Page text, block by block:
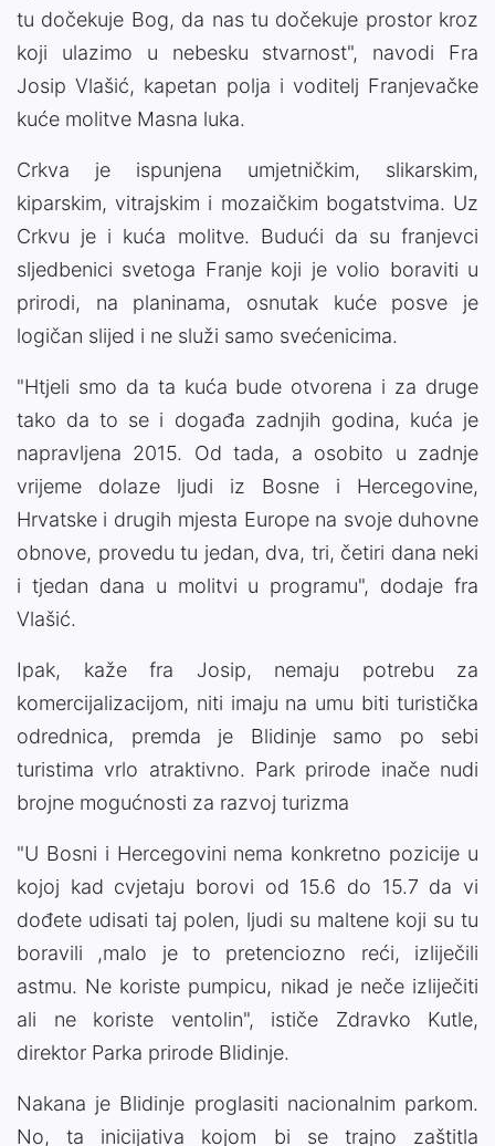
tu dočekuje Bog, da nas tu dočekuje prostor kroz
koji ulazimo u nebesku stvarnost", navodi Fra
Josip Vlašić, kapetan polja i voditelj Franjevačke
kuće molitve Masna luka.
Crkva je ispunjena umjetničkim, slikarskim,
kiparskim, vitrajskim i mozaičkim bogatstvima. Uz
Crkvu je i kuća molitve. Budući da su franjevci
sljedbenici svetoga Franje koji je volio boraviti u
prirodi, na planinama, osnutak kuće posve je
logičan slijed i ne služi samo svećenicima.
"Htjeli smo da ta kuća bude otvorena i za druge
tako da to se i događa zadnjih godina, kuća je
napravljena 2015. Od tada, a osobito u zadnje
vrijeme dolaze ljudi iz Bosne i Hercegovine,
Hrvatske i drugih mjesta Europe na svoje duhovne
obnove, provedu tu jedan, dva, tri, četiri dana neki
i tjedan dana u molitvi u programu", dodaje fra
Vlašić.
Ipak, kaže fra Josip, nemaju potrebu za
komercijalizacijom, niti imaju na umu biti turistička
odrednica, premda je Blidinje samo po sebi
turistima vrlo atraktivno. Park prirode inače nudi
brojne mogućnosti za razvoj turizma
"U Bosni i Hercegovini nema konkretno pozicije u
kojoj kad cvjetaju borovi od 15.6 do 15.7 da vi
dođete udisati taj polen, ljudi su maltene koji su tu
boravili ,malo je to pretenciozno reći, izliječili
astmu. Ne koriste pumpicu, nikad je neče izliječiti
ali ne koriste ventolin", ističe Zdravko Kutle,
direktor Parka prirode Blidinje.
Nakana je Blidinje proglasiti nacionalnim parkom.
No, ta inicijativa kojom bi se trajno zaštitla